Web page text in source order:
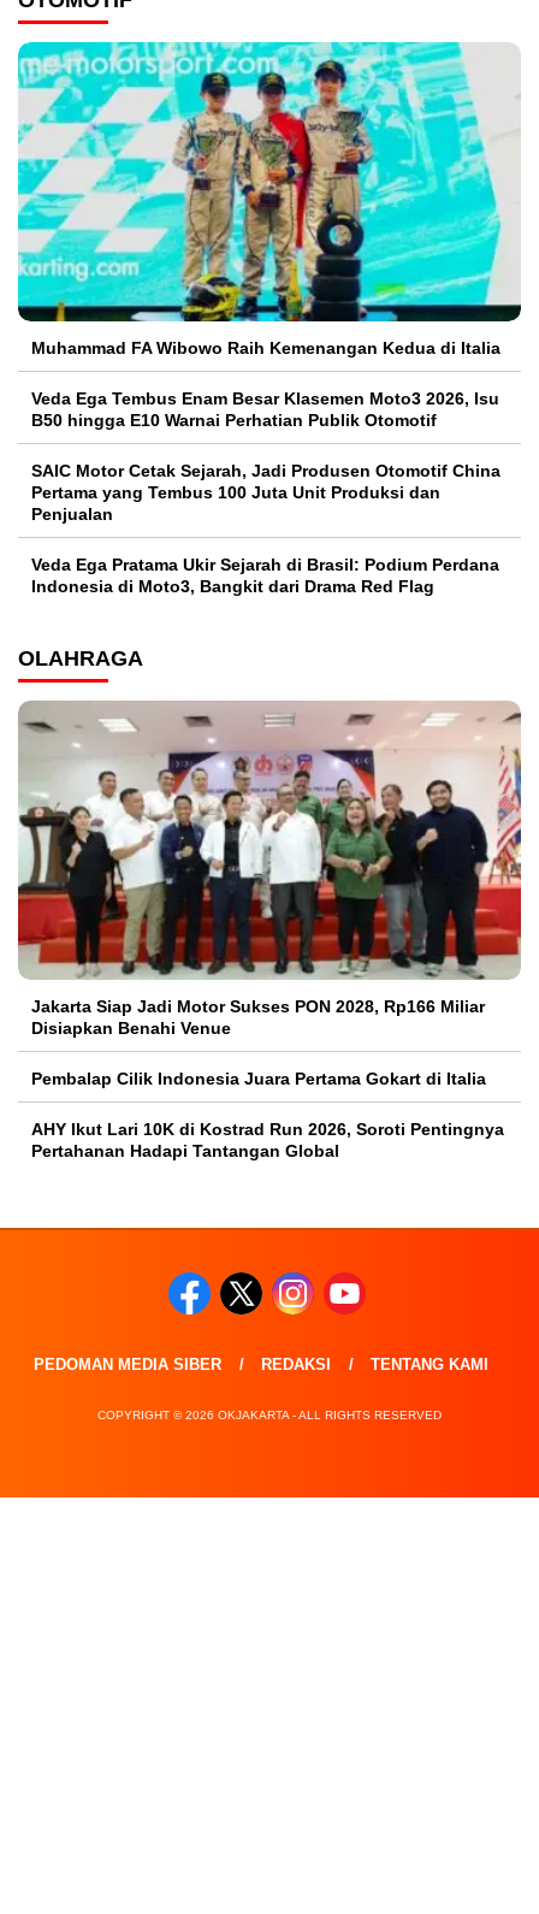
Muhammad FA Wibowo Raih Kemenangan Kedua di Italia
Veda Ega Tembus Enam Besar Klasemen Moto3 2026, Isu
B50 hingga E10 Warnai Perhatian Publik Otomotif
SAIC Motor Cetak Sejarah, Jadi Produsen Otomotif China
Pertama yang Tembus 100 Juta Unit Produksi dan
Penjualan
Veda Ega Pratama Ukir Sejarah di Brasil: Podium Perdana
Indonesia di Moto3, Bangkit dari Drama Red Flag
OLAHRAGA
Jakarta Siap Jadi Motor Sukses PON 2028, Rp166 Miliar
Disiapkan Benahi Venue
Pembalap Cilik Indonesia Juara Pertama Gokart di Italia
AHY Ikut Lari 10K di Kostrad Run 2026, Soroti Pentingnya
Pertahanan Hadapi Tantangan Global
PEDOMAN MEDIA SIBER REDAKSI TENTANG KAMI
COPYRIGHT © 2026 OKJAKARTA - ALL RIGHTS RESERVED